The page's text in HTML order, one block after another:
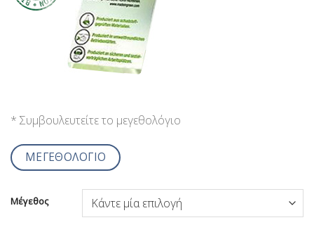
* Συμβουλευτείτε το μεγεθολόγιο
ΜΕΓΕΘΟΛΟΓΙΟ
Μέγεθος